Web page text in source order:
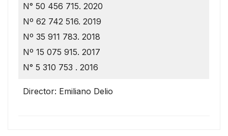
N° 50 456 715. 2020
Nº 62 742 516. 2019
Nº 35 911 783. 2018
Nº 15 075 915. 2017
N° 5 310 753 . 2016
Director: Emiliano Delio